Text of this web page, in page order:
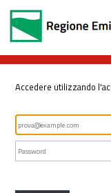
Accedere utilizzando